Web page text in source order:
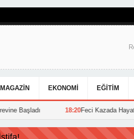
MAGAZIN EKONOMI EĞITIM
Feci Kazada Hayata Tutunamayan